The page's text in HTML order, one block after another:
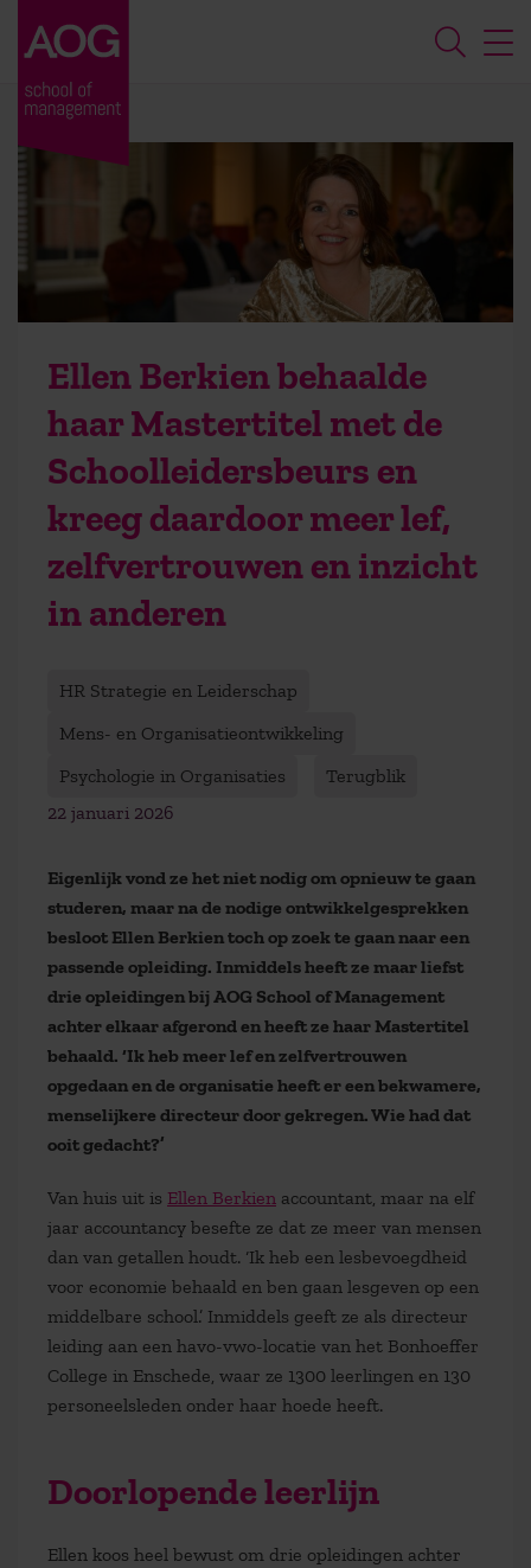
Ellen Berkien behaalde
haar Mastertitel met de
Schoolleidersbeurs en
kreeg daardoor meer lef,
zelfvertrouwen en inzicht
in anderen
HR Strategie en Leiderschap
Mens- en Organisatieontwikkeling
Psychologie in Organisaties
Terugblik
22 januari 2026
Eigenlijk vond ze het niet nodig om opnieuw te gaan
studeren, maar na de nodige ontwikkelgesprekken
besloot Ellen Berkien toch op zoek te gaan naar een
passende opleiding. Inmiddels heeft ze maar liefst
drie opleidingen bij AOG School of Management
achter elkaar afgerond en heeft ze haar Mastertitel
behaald. ‘Ik heb meer lef en zelfvertrouwen
opgedaan en de organisatie heeft er een bekwamere,
menselijkere directeur door gekregen. Wie had dat
ooit gedacht?’
Van huis uit is Ellen Berkien accountant, maar na elf
jaar accountancy besefte ze dat ze meer van mensen
dan van getallen houdt. ‘Ik heb een lesbevoegdheid
voor economie behaald en ben gaan lesgeven op een
middelbare school.’ Inmiddels geeft ze als directeur
leiding aan een havo-vwo-locatie van het Bonhoeffer
College in Enschede, waar ze 1300 leerlingen en 130
personeelsleden onder haar hoede heeft.
Doorlopende leerlijn
Ellen koos heel bewust om drie opleidingen achter